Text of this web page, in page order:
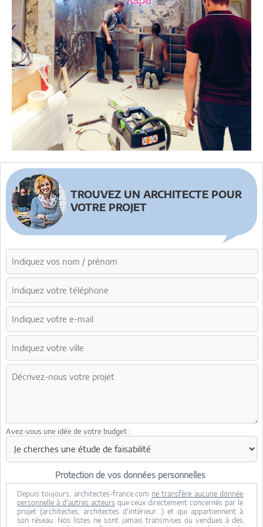
TROUVEZ UN ARCHITECTE POUR
VOTRE PROJET
Avez-vous une idée de votre budget :
Protection de vos données personnelles
Depuis toujours, architectes-france.com ne transfère aucune donnée
personnelle à d'autres acteurs que ceux directement concernés par le
projet (architectes, architectes d'intérieur...) et qui appartiennent à
son réseau. Nos listes ne sont jamais transmises ou vendues à des